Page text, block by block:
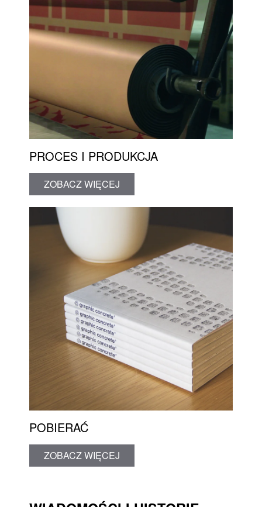
PROCES I PRODUKCJA
ZOBACZ WIĘCEJ
POBIERAĆ
ZOBACZ WIĘCEJ